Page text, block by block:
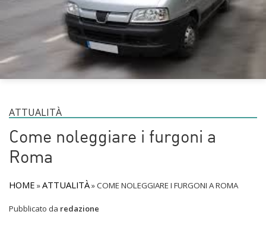
ATTUALITÀ
Come noleggiare i furgoni a
Roma
HOME »ATTUALITÀ»COME NOLEGGIARE I FURGONI A ROMA
Pubblicato da redazione